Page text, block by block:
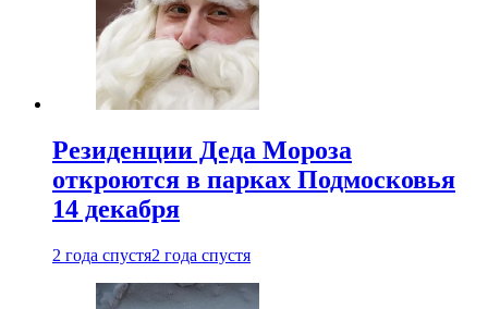
Резиденции Деда Мороза
откроются в парках Подмосковья
14 декабря
2 года спустя2 года спустя